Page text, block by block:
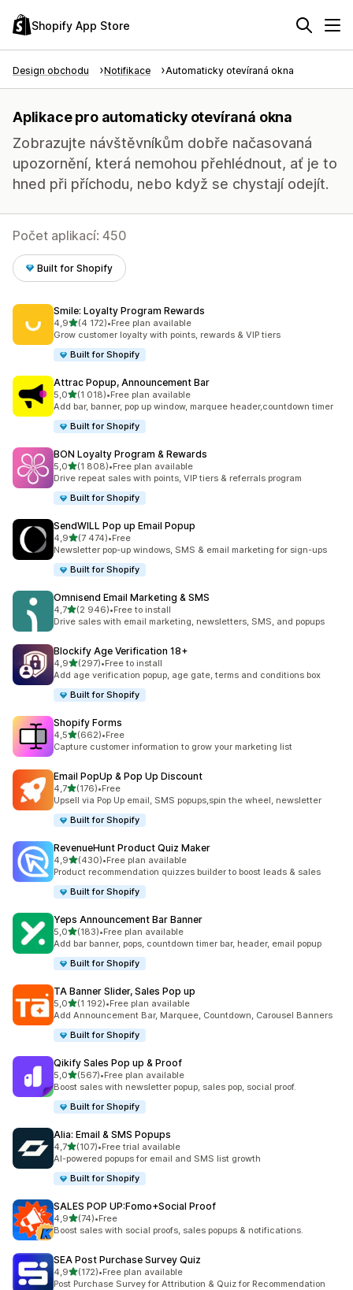
Shopify App Store
Design obchodu Notifikace Automaticky otevíraná okna
Aplikace pro automaticky otevíraná okna
Zobrazujte návštěvníkům dobře načasovaná
upozornění, která nemohou přehlédnout, ať je to
hned při příchodu, nebo když se chystají odejít.
Počet aplikací: 450
Built for Shopify
Smile: Loyalty Program Rewards
4,9z 5 hvězd
(4 172)
Celkový počet recenzí: 4172
•Free plan available
Grow customer loyalty with points, rewards & VIP tiers
Built for Shopify
Attrac Popup, Announcement Bar
5,0z 5 hvězd
(1 018)
Celkový počet recenzí: 1018
•Free plan available
Add bar, banner, pop up window, marquee header,countdown timer
Built for Shopify
BON Loyalty Program & Rewards
5,0z 5 hvězd
(1 808)
Celkový počet recenzí: 1808
•Free plan available
Drive repeat sales with points, VIP tiers & referrals program
Built for Shopify
SendWILL Pop up Email Popup
4,9z 5 hvězd
(7 474)
Celkový počet recenzí: 7474
•Free
Newsletter pop-up windows, SMS & email marketing for sign-ups
Built for Shopify
Omnisend Email Marketing & SMS
4,7z 5 hvězd
(2 946)
Celkový počet recenzí: 2946
•Free to install
Drive sales with email marketing, newsletters, SMS, and popups
Blockify Age Verification 18+
4,9z 5 hvězd
(297)
Celkový počet recenzí: 297
•Free to install
Add age verification popup, age gate, terms and conditions box
Built for Shopify
Shopify Forms
4,5z 5 hvězd
(662)
Celkový počet recenzí: 662
•Free
Capture customer information to grow your marketing list
Email PopUp & Pop Up Discount
4,7z 5 hvězd
(176)
Celkový počet recenzí: 176
•Free
Upsell via Pop Up email, SMS popups,spin the wheel, newsletter
Built for Shopify
RevenueHunt Product Quiz Maker
4,9z 5 hvězd
(430)
Celkový počet recenzí: 430
•Free plan available
Product recommendation quizzes builder to boost leads & sales
Built for Shopify
Yeps Announcement Bar Banner
5,0z 5 hvězd
(183)
Celkový počet recenzí: 183
•Free plan available
Add bar banner, pops, countdown timer bar, header, email popup
Built for Shopify
TA Banner Slider, Sales Pop up
5,0z 5 hvězd
(1 192)
Celkový počet recenzí: 1192
•Free plan available
Add Announcement Bar, Marquee, Countdown, Carousel Banners
Built for Shopify
Qikify Sales Pop up & Proof
5,0z 5 hvězd
(567)
Celkový počet recenzí: 567
•Free plan available
Boost sales with newsletter popup, sales pop, social proof.
Built for Shopify
Alia: Email & SMS Popups
4,7z 5 hvězd
(107)
Celkový počet recenzí: 107
•Free trial available
AI-powered popups for email and SMS list growth
Built for Shopify
SALES POP UP:Fomo+Social Proof
4,9z 5 hvězd
(74)
Celkový počet recenzí: 74
•Free
Boost sales with social proofs, sales popups & notifications.
SEA Post Purchase Survey Quiz
4,9z 5 hvězd
(172)
Celkový počet recenzí: 172
•Free plan available
Post Purchase Survey for Attribution & Quiz for Recommendation